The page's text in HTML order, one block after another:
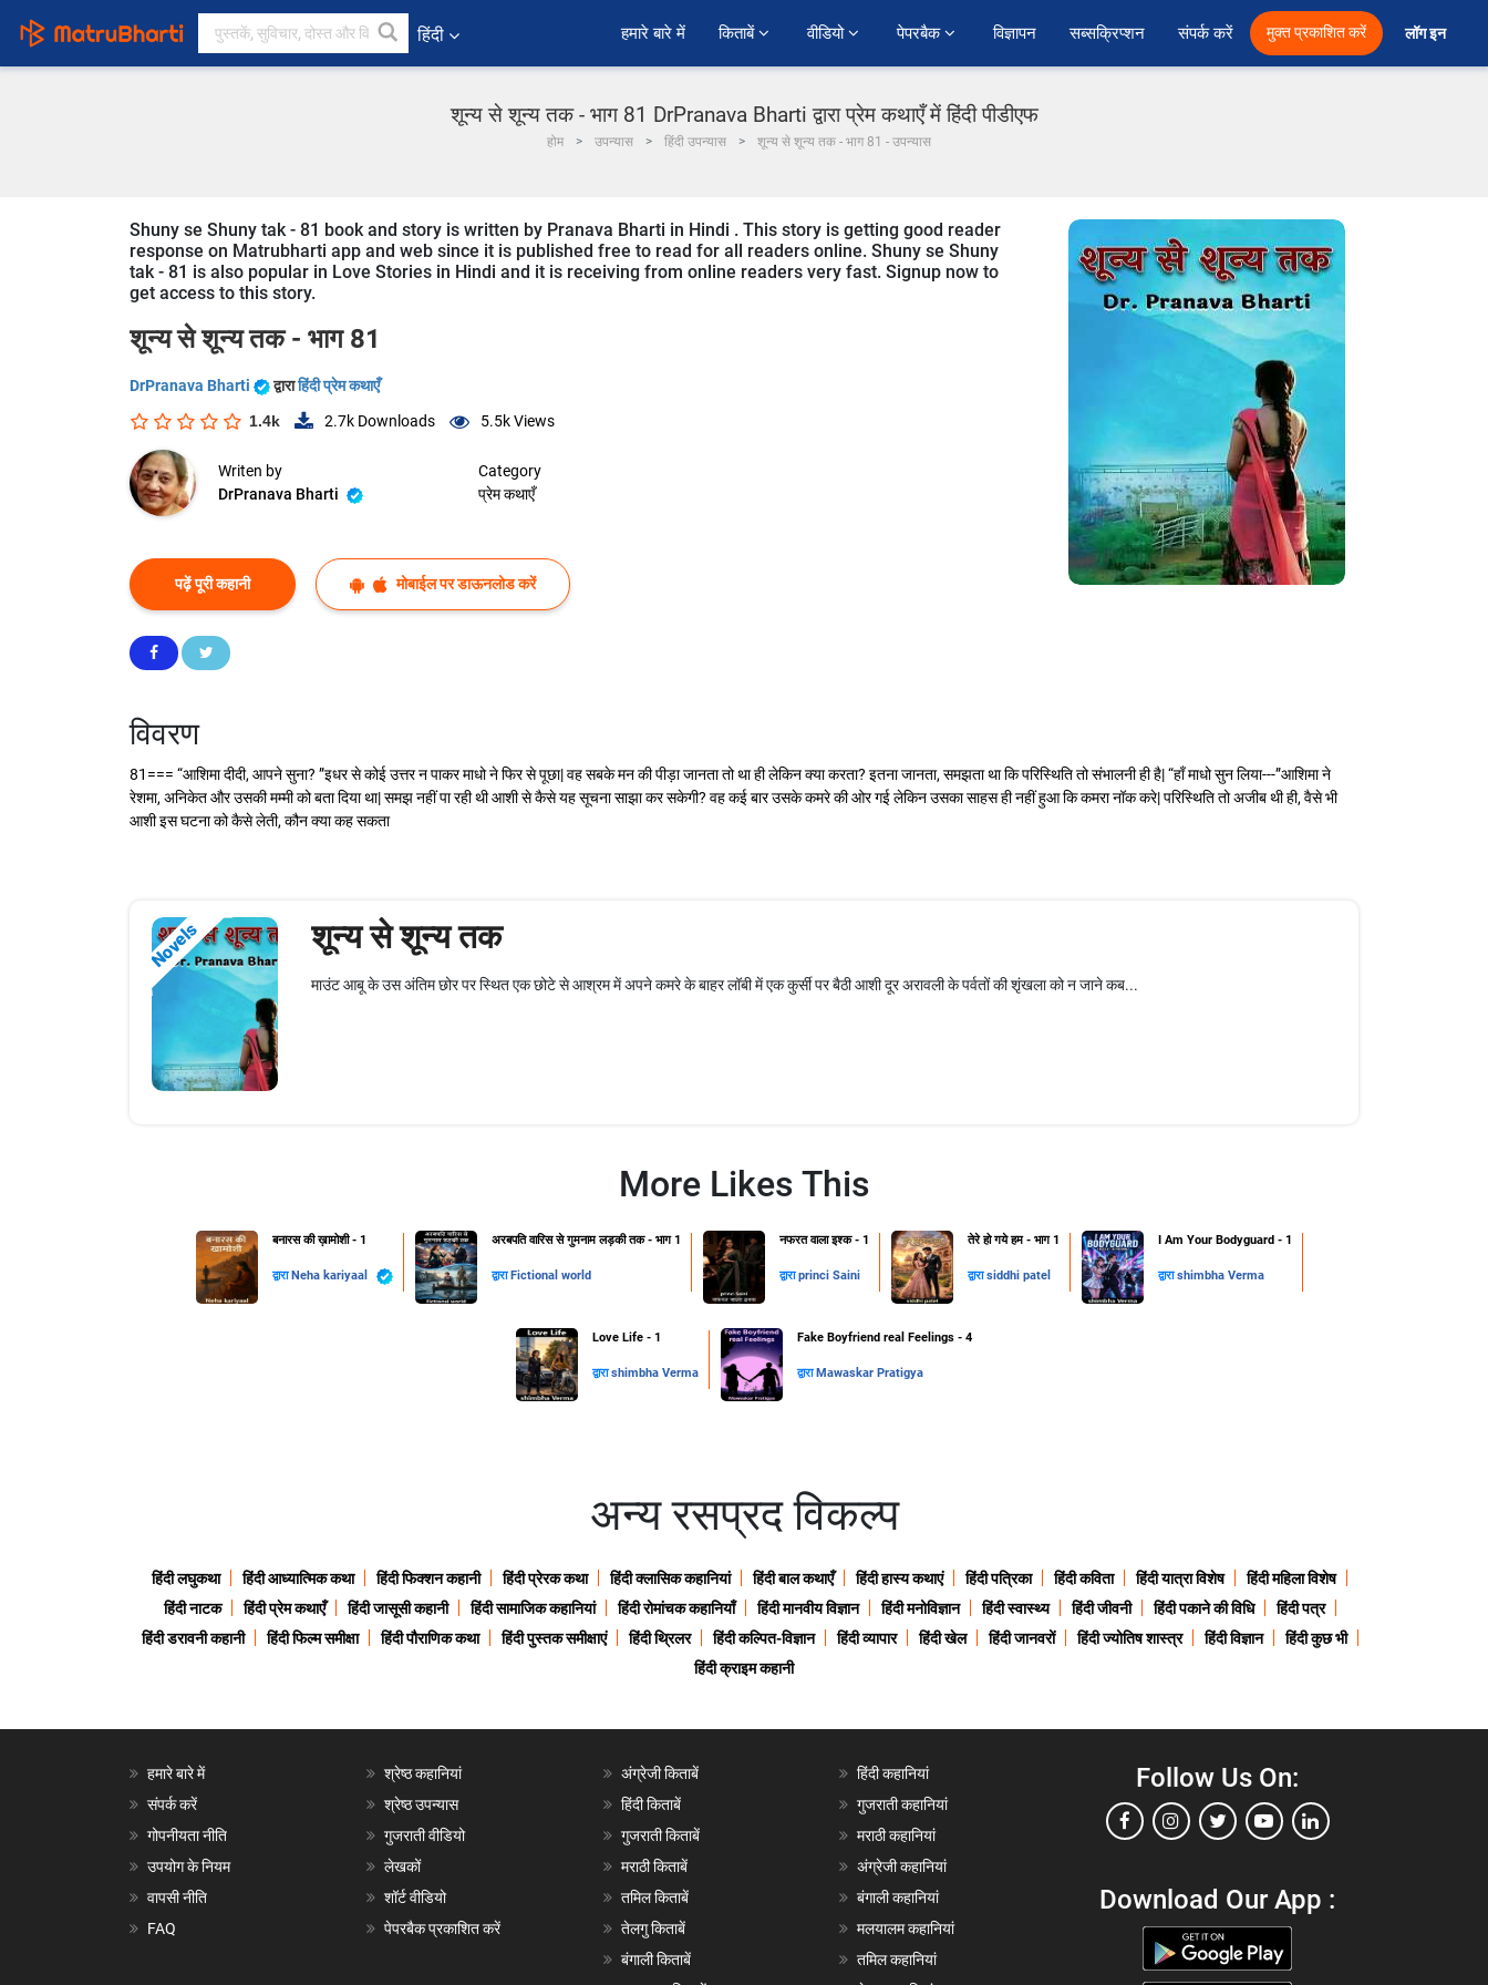
हिंदी हमारे बारे में किताबें वीडियो पेपरबैक विज्ञापन सब्सक्रिप्शन संपर्क करें मुक्त प्रकाशित करें लॉग इन
शून्य से शून्य तक - भाग 81 DrPranava Bharti द्वारा प्रेम कथाएँ में हिंदी पीडीएफ
होम उपन्यास हिंदी उपन्यास शून्य से शून्य तक - भाग 81 - उपन्यास
Shuny se Shuny tak - 81 book and story is written by Pranava Bharti in Hindi . This story is getting good reader
response on Matrubharti app and web since it is published free to read for all readers online. Shuny se Shuny
tak - 81 is also popular in Love Stories in Hindi and it is receiving from online readers very fast. Signup now to
get access to this story.
शून्य से शून्य तक - भाग 81
DrPranava Bharti द्वाराहिंदी प्रेम कथाएँ
1.4k 2.7k Downloads 5.5kViews
Writen by
DrPranava Bharti
Category
प्रेम कथाएँ
पढ़ें पूरी कहानी मोबाईल पर डाऊनलोड करें
विवरण
81=== “आशिमा दीदी, आपने सुना? ”इधर से कोई उत्तर न पाकर माधो ने फिर से पूछा| वह सबके मन की पीड़ा जानता तो था ही लेकिन क्या करता? इतना जानता, समझता था कि परिस्थिति तो संभालनी ही है| “हाँ माधो सुन लिया---”आशिमा ने
रेशमा, अनिकेत और उसकी मम्मी को बता दिया था| समझ नहीं पा रही थी आशी से कैसे यह सूचना साझा कर सकेगी? वह कई बार उसके कमरे की ओर गई लेकिन उसका साहस ही नहीं हुआ कि कमरा नॉक करे| परिस्थिति तो अजीब थी ही, वैसे भी
आशी इस घटना को कैसे लेती, कौन क्या कह सकता
Novels शून्य से शून्य तक
माउंट आबू के उस अंतिम छोर पर स्थित एक छोटे से आश्रम में अपने कमरे के बाहर लॉबी में एक कुर्सी पर बैठी आशी दूर अरावली के पर्वतों की शृंखला को न जाने कब...
More Likes This
बनारस की ख़ामोशी - 1
द्वारा Neha kariyaal
अरबपति वारिस से गुमनाम लड़की तक - भाग 1
द्वारा Fictional world
नफरत वाला इश्क - 1
द्वाराprinci Saini
तेरे हो गये हम - भाग 1
द्वाराsiddhi patel
I Am Your Bodyguard - 1
द्वाराshimbha Verma
Love Life - 1
द्वाराshimbha Verma
Fake Boyfriend real Feelings - 4
द्वारा Mawaskar Pratigya
अन्य रसप्रद विकल्प
हिंदी लघुकथा हिंदी आध्यात्मिक कथा हिंदी फिक्शन कहानी हिंदी प्रेरक कथा हिंदी क्लासिक कहानियां हिंदी बाल कथाएँ हिंदी हास्य कथाएं हिंदी पत्रिका हिंदी कविता हिंदी यात्रा विशेष
हिंदी महिला विशेष
हिंदी नाटक
हिंदी प्रेम कथाएँ हिंदी जासूसी कहानी हिंदी सामाजिक कहानियां हिंदी रोमांचक कहानियाँ हिंदी मानवीय विज्ञान हिंदी मनोविज्ञान हिंदी स्वास्थ्य हिंदी जीवनी हिंदी पकाने की विधि
हिंदी पत्र
हिंदी डरावनी कहानी
हिंदी फिल्म समीक्षा हिंदी पौराणिक कथा हिंदी पुस्तक समीक्षाएं हिंदी थ्रिलर हिंदी कल्पित-विज्ञान हिंदी व्यापार हिंदी खेल हिंदी जानवरों हिंदी ज्योतिष शास्त्र हिंदी विज्ञान
हिंदी कुछ भी
हिंदी क्राइम कहानी
हमारे बारे में
संपर्क करें
गोपनीयता नीति
उपयोग के नियम
वापसी नीति
FAQ
श्रेष्ठ कहानियां
श्रेष्ठ उपन्यास
गुजराती वीडियो
लेखकों
शॉर्ट वीडियो
पेपरबैक प्रकाशित करें
अंग्रेजी किताबें
हिंदी किताबें
गुजराती किताबें
मराठी किताबें
तमिल किताबें
तेलगु किताबें
बंगाली किताबें
हिंदी कहानियां
गुजराती कहानियां
मराठी कहानियां
अंग्रेजी कहानियां
बंगाली कहानियां
मलयालम कहानियां
तमिल कहानियां
Follow Us On:
Download Our App :